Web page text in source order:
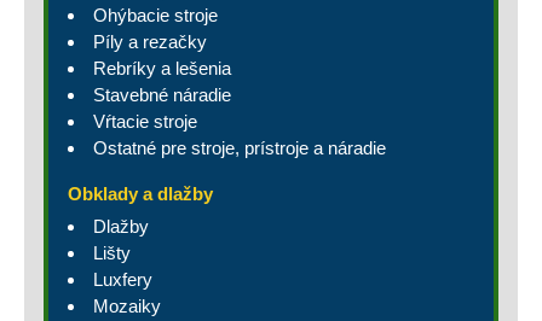
Ohýbacie stroje
Píly a rezačky
Rebríky a lešenia
Stavebné náradie
Vŕtacie stroje
Ostatné pre stroje, prístroje a náradie
Obklady a dlažby
Dlažby
Lišty
Luxfery
Mozaiky